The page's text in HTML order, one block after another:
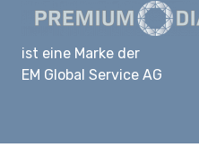
ist eine Marke der
EM Global Service AG